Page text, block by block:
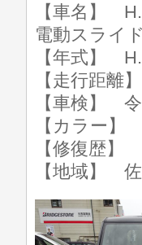
【車名】
電動スライ
【年式】
【走行距離
【車検】
【カラー】
【修復歴】
【地域】